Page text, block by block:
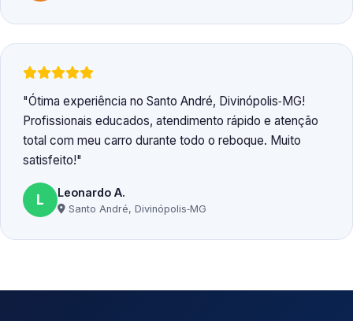
Ótima experiência no Santo André, Divinópolis‑MG!
Profissionais educados, atendimento rápido e atenção
total com meu carro durante todo o reboque. Muito
satisfeito!
L Leonardo A.
Santo André, Divinópolis‑MG